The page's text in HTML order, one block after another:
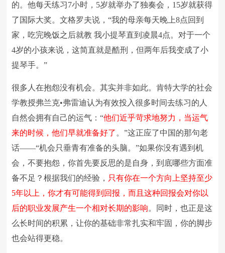
的。他每天练习7小时，5岁就举办了独奏会，15岁就获得
了国际大奖。文格罗夫说，“我的母亲每天晚上8点回到
家，吃完晚饭之后就教 我小提琴直到凌晨4点。对于一个
4岁的小孩来说，这简直就是酷刑，但两年后我变成了小
提琴手。”
很多人在抱怨没有机会。其实并非如此。肯特大学的社会
学教授弗兰克•弗雷迪认为有效投入很多时间去练习的人
自然会拥有自己的运气：“他们近乎苛求地努力，当运气
来的时候，他们早就准备好了 。”这正应了中国的那句老
话——“机会只垂青有准备的头脑。”如果你没有遇到机
会，不要抱怨，你首先要反思的是自身，到底哪些方面准
备不足？根据我们的经验， 只有你在一个方向上坚持至少
5年以上，你才有可能得到回报，而且这种回报会对你以
后的职业发展产生一个相对长期的影响。同时，也正是这
么长时间的积累，让你的基础非常扎实和牢固，你的脚步
也会站得更稳。